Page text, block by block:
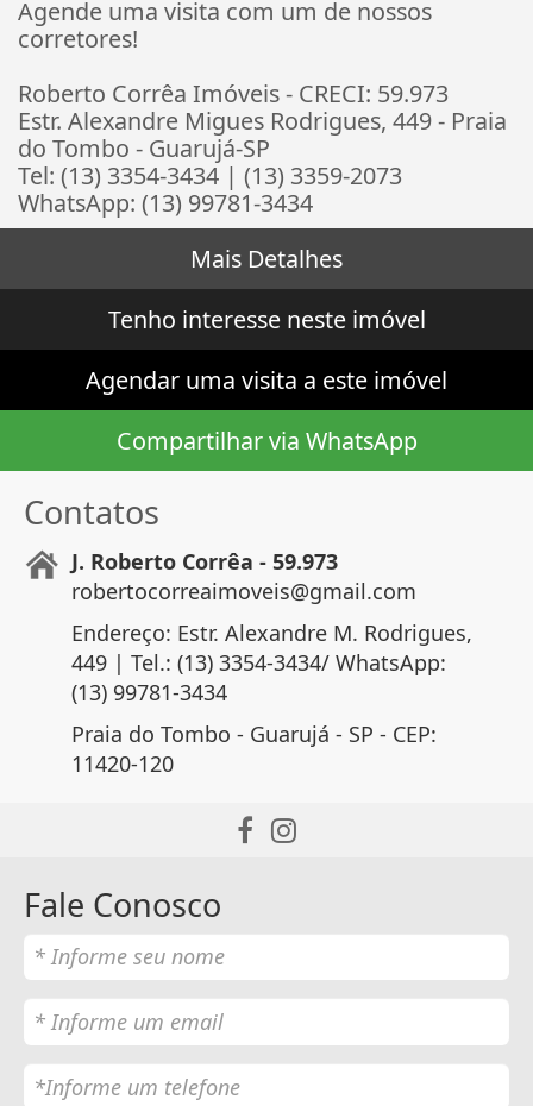
Agende uma visita com um de nossos
corretores!
Roberto Corrêa Imóveis - CRECI: 59.973
Estr. Alexandre Migues Rodrigues, 449 - Praia
do Tombo - Guarujá-SP
Tel: (13) 3354-3434 | (13) 3359-2073
WhatsApp: (13) 99781-3434
Mais Detalhes
Tenho interesse neste imóvel
Agendar uma visita a este imóvel
Compartilhar via WhatsApp
Contatos
J. Roberto Corrêa - 59.973
robertocorreaimoveis@gmail.com
Endereço: Estr. Alexandre M. Rodrigues,
449 | Tel.: (13) 3354-3434/ WhatsApp:
(13) 99781-3434
Praia do Tombo - Guarujá - SP - CEP:
11420-120
Fale Conosco